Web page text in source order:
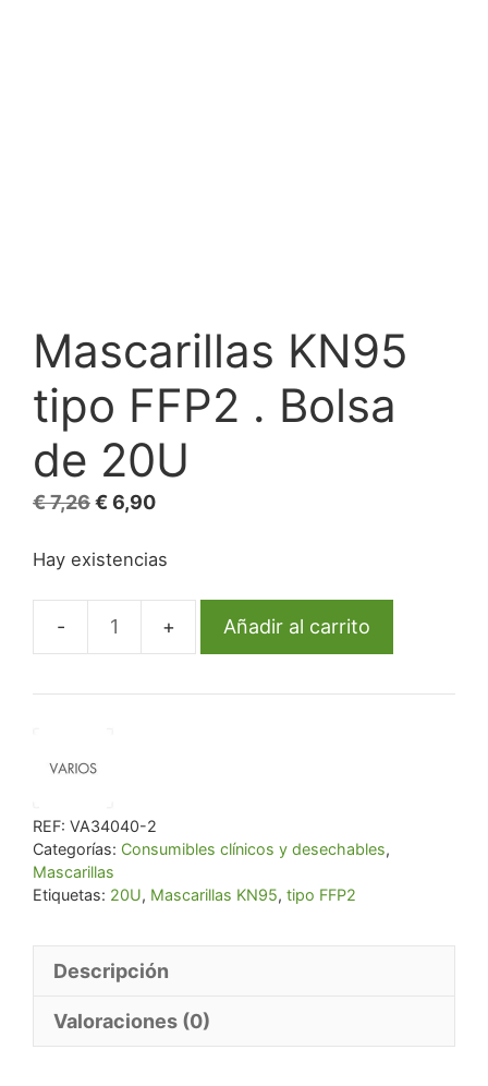
Mascarillas KN95
tipo FFP2 . Bolsa
de 20U
€7,26El
original
€ 7,26.
€ 6,90El
actual
€ 6,90.
Hay existencias
Mascarillas
tipo
20U
Añadir al carrito
REF: VA34040-2
Categorías: Consumibles clínicos y desechables,
Mascarillas
Etiquetas: 20U, Mascarillas KN95, tipo FFP2
Descripción
Valoraciones (0)